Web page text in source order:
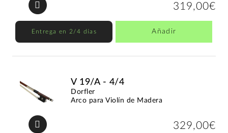
319,00€
Entrega en 2/4 días Añadir
V 19/A - 4/4
Dorfler
Arco para Violín de Madera
329,00€